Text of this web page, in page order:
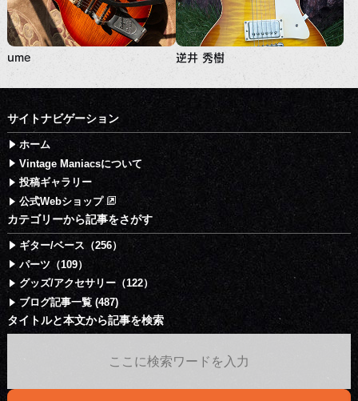
ume 逆井 秀樹
サイトナビゲーション
ホーム
Vintage Maniacsについて
投稿ギャラリー
公式Webショップ
カテゴリーから記事をさがす
ギター/ベース（256）
パーツ（109）
グッズ/アクセサリー（122）
ブログ記事一覧 (487)
タイトルと本文から記事を検索